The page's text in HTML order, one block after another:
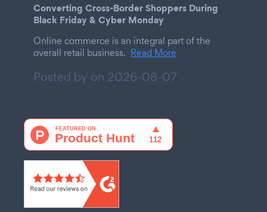
Converting Cross-Border Shoppers During
Black Friday & Cyber Monday
Online commerce is an integral part of the
overall retail business. Read More
Posted by on 2026-08-07